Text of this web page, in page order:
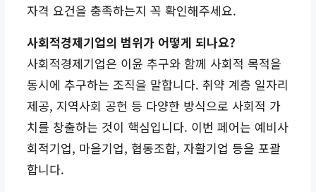
자격 요건을 충족하는지 꼭 확인해주세요.
사회적경제기업의 범위가 어떻게 되나요?
사회적경제기업은 이윤 추구와 함께 사회적 목적을
동시에 추구하는 조직을 말합니다. 취약 계층 일자리
제공, 지역사회 공헌 등 다양한 방식으로 사회적 가
치를 창출하는 것이 핵심입니다. 이번 페어는 예비사
회적기업, 마을기업, 협동조합, 자활기업 등을 포괄
합니다.